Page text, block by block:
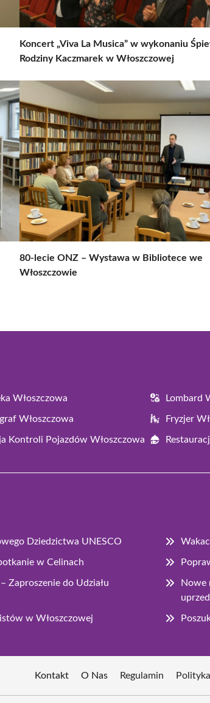
Koncert „Viva La Musica” w wykonaniu
Rodziny Kaczmarek w Włoszczowej
80-lecie ONZ – Wystawa w Bibliotece we
Włoszczowie
Włoszczowa Lombard
Włoszczowa Fryzjer
Kontroli Pojazdów Włoszczowa
Dziedzictwa UNESCO
w Celinach
Zaproszenie do Udziału
Nowe
w Włoszczowej
Kontakt O Nas Regulamin